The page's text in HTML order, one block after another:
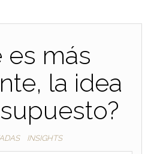
es más
la idea
INSIGHTS